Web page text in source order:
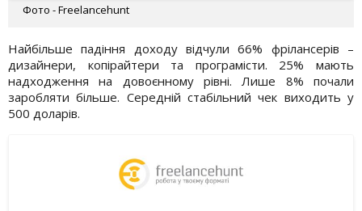
Фото - Freelancehunt
Найбільше падіння доходу відчули 66% фрілансерів –
дизайнери, копірайтери та програмісти. 25% мають
надходження на довоєнному рівні. Лише 8% почали
заробляти більше. Середній стабільний чек виходить у
500 доларів.